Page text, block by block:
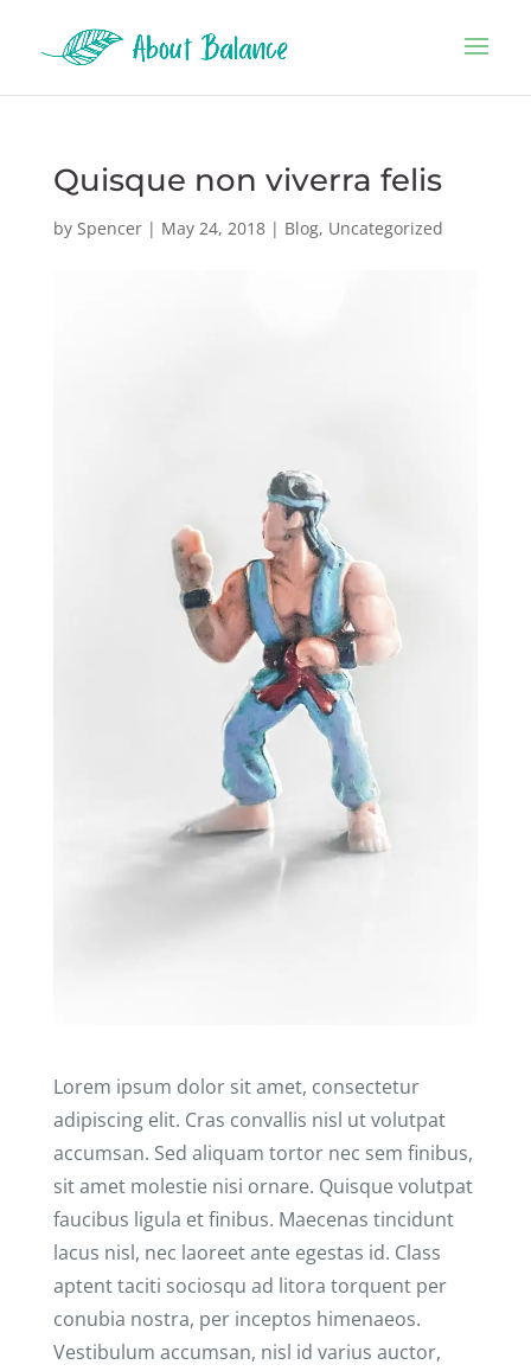
Quisque non viverra felis
by Spencer| May 24, 2018| Blog, Uncategorized
Lorem ipsum dolor sit amet, consectetur
adipiscing elit. Cras convallis nisl ut volutpat
accumsan. Sed aliquam tortor nec sem finibus,
sit amet molestie nisi ornare. Quisque volutpat
faucibus ligula et finibus. Maecenas tincidunt
lacus nisl, nec laoreet ante egestas id. Class
aptent taciti sociosqu ad litora torquent per
conubia nostra, per inceptos himenaeos.
Vestibulum accumsan, nisl id varius auctor,